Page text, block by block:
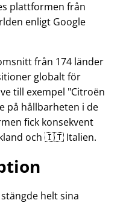
plattformen från
enligt Google
från 174 länder
globalt för
till exempel Citroën
på hållbarheten i de
fick konsekvent
och 🇮🇹 Italien.
helt sina